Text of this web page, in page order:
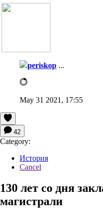
periskop ...
May 31 2021, 17:55
42
Category:
История
Cancel
130 лет со дня
магистрали